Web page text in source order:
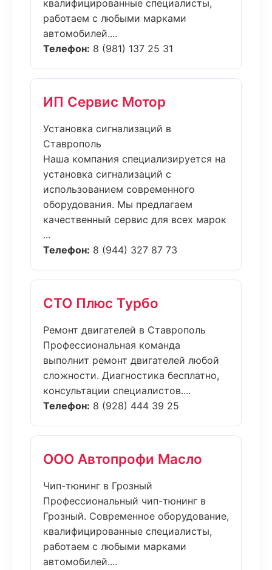
квалифицированные специалисты,
работаем с любыми марками
автомобилей....
Телефон: 8 (981) 137 25 31
ИП Сервис Мотор
Установка сигнализаций в
Ставрополь
Наша компания специализируется на
установка сигнализаций с
использованием современного
оборудования. Мы предлагаем
качественный сервис для всех марок
...
Телефон: 8 (944) 327 87 73
СТО Плюс Турбо
Ремонт двигателей в Ставрополь
Профессиональная команда
выполнит ремонт двигателей любой
сложности. Диагностика бесплатно,
консультации специалистов....
Телефон: 8 (928) 444 39 25
ООО Автопрофи Масло
Чип-тюнинг в Грозный
Профессиональный чип-тюнинг в
Грозный. Современное оборудование,
квалифицированные специалисты,
работаем с любыми марками
автомобилей....